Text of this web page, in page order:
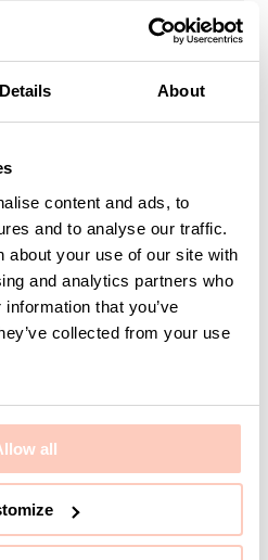
Details About
content and ads, to
and to analyse our traffic.
about your use of our site with
and analytics partners who
that you’ve
collected from your use
all